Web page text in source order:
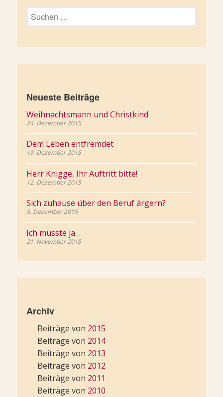
Suchen
nach:
Neueste Beiträge
Weihnachtsmann und Christkind
24. Dezember 2015
Dem Leben entfremdet
19. Dezember 2015
Herr Knigge, Ihr Auftritt bitte!
12. Dezember 2015
Sich zuhause über den Beruf ärgern?
5. Dezember 2015
Ich musste ja…
21. November 2015
Archiv
Beiträge von 2015
Beiträge von 2014
Beiträge von 2013
Beiträge von 2012
Beiträge von 2011
Beiträge von 2010